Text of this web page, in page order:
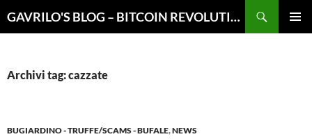
GAVRILO'S BLOG – BITCOIN REVOLUTION
Archivi tag: cazzate
BUGIARDINO - TRUFFE/SCAMS - BUFALE,NEWS